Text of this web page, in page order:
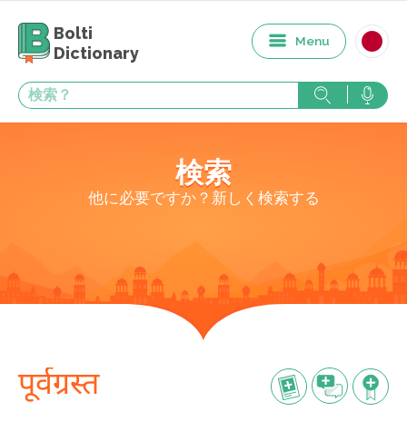
Bolti
Dictionary
Menu
検索
他に必要ですか？新しく検索する
पूर्वग्रस्त